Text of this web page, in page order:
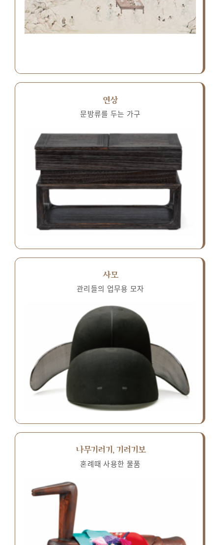
연상
문방류를 두는 가구
사모
관리들의 업무용 모자
나무기러기, 기러기보
혼례때 사용한 물품